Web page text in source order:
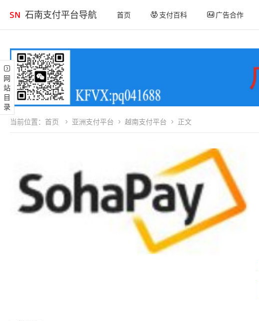
石南支付平台导航 首页 支付百科 广告合作
网站目录
当前位置： 首页 亚洲支付平台 越南支付平台 正文